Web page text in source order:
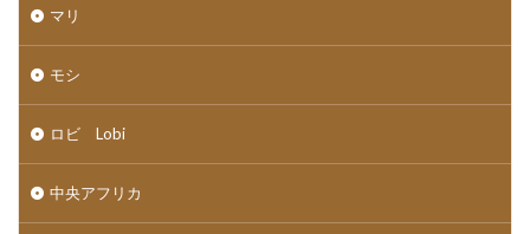
マリ
モシ
ロビ Lobi
中央アフリカ